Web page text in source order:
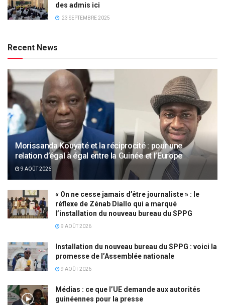
des admis ici
23 SEPTEMBRE 2025
Recent News
Morissanda Kouyaté et la réciprocité : pour une
relation d’égal à égal entre la Guinée et l’Europe
9 AOÛT 2026
« On ne cesse jamais d’être journaliste » : le
réflexe de Zénab Diallo qui a marqué
l’installation du nouveau bureau du SPPG
9 AOÛT 2026
Installation du nouveau bureau du SPPG : voici la
promesse de l’Assemblée nationale
9 AOÛT 2026
Médias : ce que l’UE demande aux autorités
guinéennes pour la presse